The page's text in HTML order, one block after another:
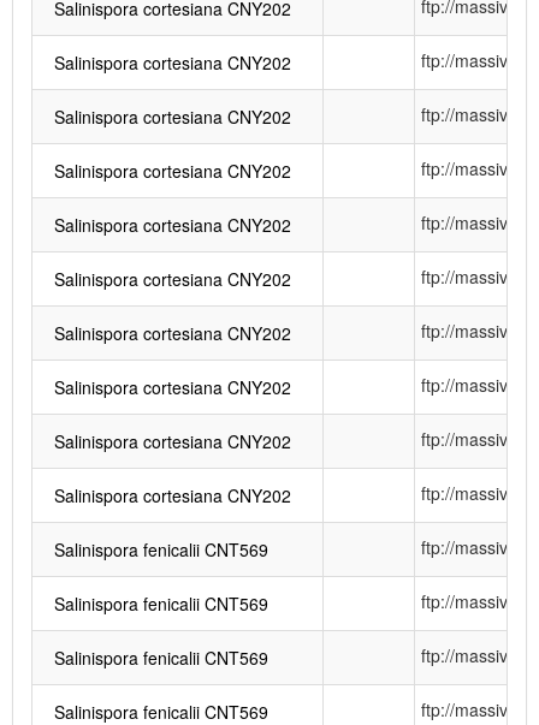
Salinispora cortesiana CNY202 ftp://
Salinispora cortesiana CNY202 ftp://
Salinispora cortesiana CNY202 ftp://
Salinispora cortesiana CNY202 ftp://
Salinispora cortesiana CNY202 ftp://
Salinispora cortesiana CNY202 ftp://
Salinispora cortesiana CNY202 ftp://
Salinispora cortesiana CNY202 ftp://
Salinispora cortesiana CNY202 ftp://
Salinispora cortesiana CNY202 ftp://
Salinispora fenicalii CNT569 ftp://
Salinispora fenicalii CNT569 ftp://
Salinispora fenicalii CNT569 ftp://
Salinispora fenicalii CNT569 ftp://